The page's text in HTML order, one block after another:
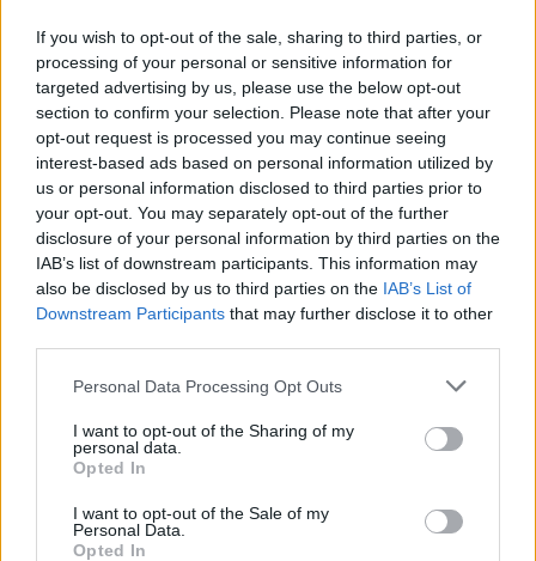
If you wish to opt-out of the sale, sharing to third parties, or
processing of your personal or sensitive information for
targeted advertising by us, please use the below opt-out
section to confirm your selection. Please note that after your
opt-out request is processed you may continue seeing
interest-based ads based on personal information utilized by
us or personal information disclosed to third parties prior to
your opt-out. You may separately opt-out of the further
disclosure of your personal information by third parties on the
IAB’s list of downstream participants. This information may
also be disclosed by us to third parties on the IAB’s List of
Downstream Participants that may further disclose it to other
Please note that this website/app uses one or more Google
not limited to your visit or usage behaviour. You may click to
grant or deny consent to Google and its third-party tags to
use your data for below specified purposes in below Google
consent section.
Personal Data Processing Opt Outs
I want to opt-out of the Sharing of my
personal data.
Opted In
I want to opt-out of the Sale of my
Personal Data.
Opted In
leggyorsabb
Pestality Máté - 2024. 03. 09.
Moto2
Moto2 jerezi tesztjén
Pestality Máté - 2024. 03. 03.